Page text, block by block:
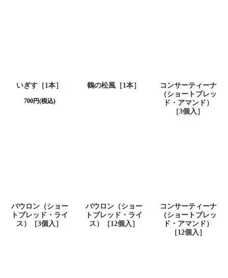
いぎす［1本］
700円(税込)
鶴の松風［1本］
コンサーティーナ
（ショートブレッ
ド・アマンド）
［3個入］
バウロン（ショー
トブレッド・ライ
ス）［3個入］
バウロン（ショー
トブレッド・ライ
ス）［12個入］
コンサーティーナ
（ショートブレッ
ド・アマンド）
［12個入］